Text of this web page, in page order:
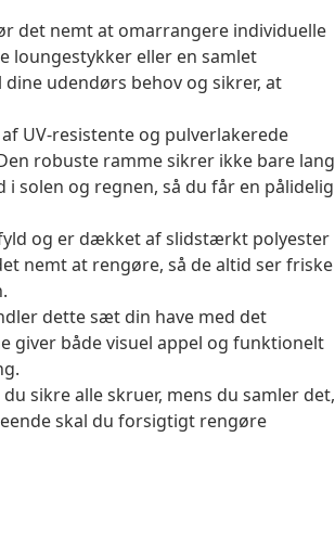
det nemt at omarrangere individuelle
loungestykker eller en samlet
udendørs behov og sikrer, at
UV-resistente og pulverlakerede
robuste ramme sikrer ikke bare lang
solen og regnen, så du får en pålidelig
og er dækket af slidstærkt polyester
nemt at rengøre, så de altid ser friske
dette sæt din have med det
giver både visuel appel og funktionelt
sikre alle skruer, mens du samler det,
skal du forsigtigt rengøre